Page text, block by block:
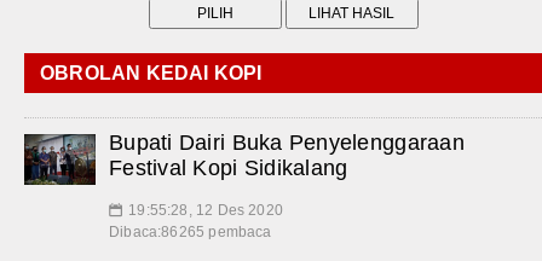
OBROLAN KEDAI KOPI
Bupati Dairi Buka Penyelenggaraan
Festival Kopi Sidikalang
📅 19:55:28, 12 Des 2020
Dibaca:86265 pembaca